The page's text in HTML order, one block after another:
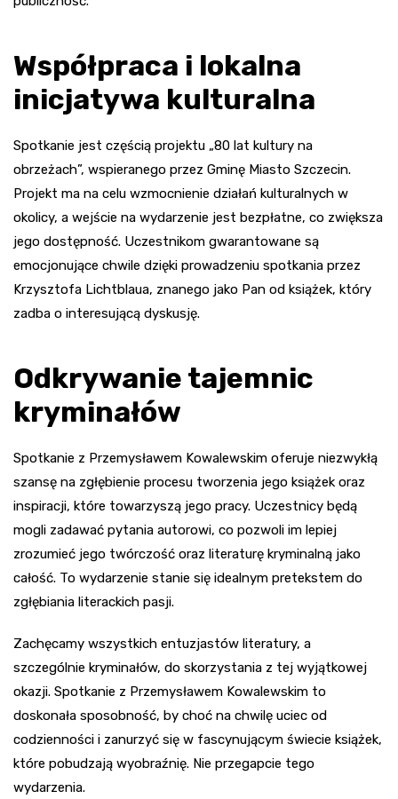
Współpraca i lokalna
inicjatywa kulturalna
Spotkanie jest częścią projektu „80 lat kultury na
obrzeżach”, wspieranego przez Gminę Miasto Szczecin.
Projekt ma na celu wzmocnienie działań kulturalnych w
okolicy, a wejście na wydarzenie jest bezpłatne, co zwiększa
jego dostępność. Uczestnikom gwarantowane są
emocjonujące chwile dzięki prowadzeniu spotkania przez
Krzysztofa Lichtblaua, znanego jako Pan od książek, który
zadba o interesującą dyskusję.
Odkrywanie tajemnic
kryminałów
Spotkanie z Przemysławem Kowalewskim oferuje niezwykłą
szansę na zgłębienie procesu tworzenia jego książek oraz
inspiracji, które towarzyszą jego pracy. Uczestnicy będą
mogli zadawać pytania autorowi, co pozwoli im lepiej
zrozumieć jego twórczość oraz literaturę kryminalną jako
całość. To wydarzenie stanie się idealnym pretekstem do
zgłębiania literackich pasji.
Zachęcamy wszystkich entuzjastów literatury, a
szczególnie kryminałów, do skorzystania z tej wyjątkowej
okazji. Spotkanie z Przemysławem Kowalewskim to
doskonała sposobność, by choć na chwilę uciec od
codzienności i zanurzyć się w fascynującym świecie książek,
które pobudzają wyobraźnię. Nie przegapcie tego
wydarzenia.